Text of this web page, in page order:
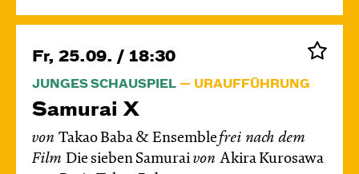
Fr, 25.09. / 18:30
JUNGES SCHAUSPIEL URAUFFÜHRUNG
Samurai X
von Takao Baba & Ensemblefrei nach dem
Film Die sieben Samurai von Akira Kurosawa